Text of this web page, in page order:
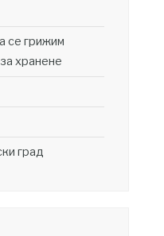
се грижим
хранене
град